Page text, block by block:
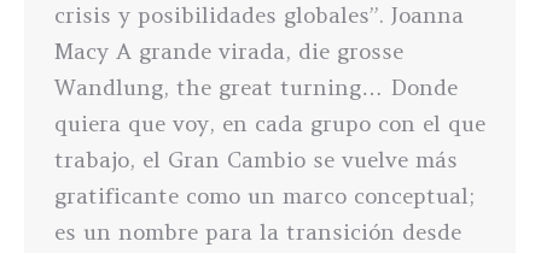
crisis y posibilidades globales”. Joanna
Macy A grande virada, die grosse
Wandlung, the great turning… Donde
quiera que voy, en cada grupo con el que
trabajo, el Gran Cambio se vuelve más
gratificante como un marco conceptual;
es un nombre para la transición desde